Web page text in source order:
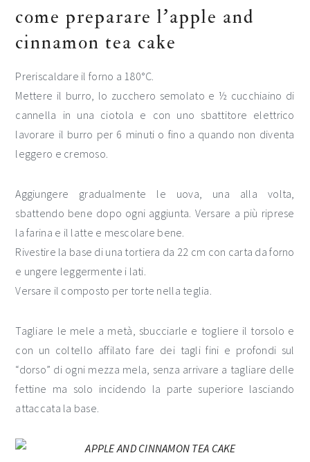
come preparare l’apple and
cinnamon tea cake
Preriscaldare il forno a 180°C.
Mettere il ​​burro, lo zucchero semolato e ½ cucchiaino di
cannella in una ciotola e con uno sbattitore elettrico
lavorare il burro per 6 minuti o fino a quando non diventa
leggero e cremoso.
Aggiungere gradualmente le uova, una alla volta,
sbattendo bene dopo ogni aggiunta. Versare a più riprese
la farina e il latte e mescolare bene.
Rivestire la base di una tortiera da 22 cm con carta da forno
e ungere leggermente i lati.
Versare il composto per torte nella teglia.
Tagliare le mele a metà, sbucciarle e togliere il torsolo e
con un coltello affilato fare dei tagli fini e profondi sul
“dorso” di ogni mezza mela, senza arrivare a tagliare delle
fettine ma solo incidendo la parte superiore lasciando
attaccata la base.